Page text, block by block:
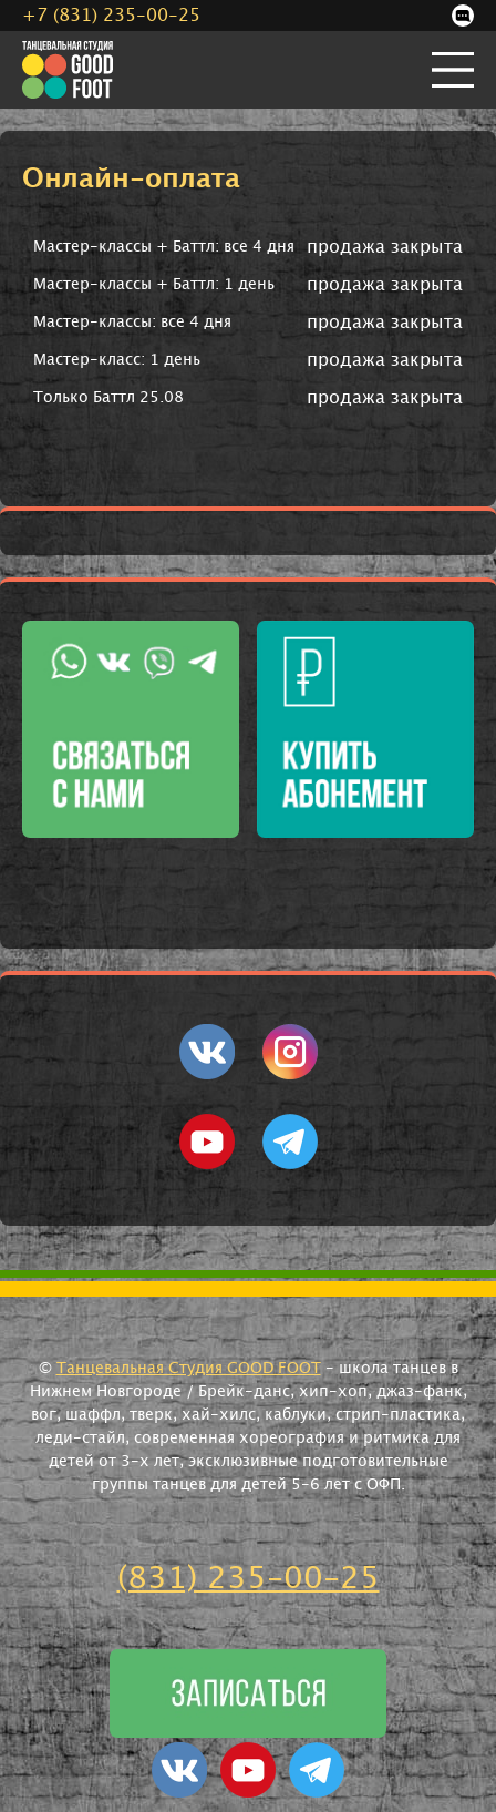
Онлайн-оплата
Мастер-классы + Баттл: все 4 дня продажа закрыта
Мастер-классы + Баттл: 1 день продажа закрыта
Мастер-классы: все 4 дня продажа закрыта
Мастер-класс: 1 день продажа закрыта
Только Баттл 25.08 продажа закрыта
© Танцевальная Студия GOOD FOOT
- школа танцев в
Нижнем Новгороде / Брейк-данс, хип-хоп, джаз-фанк,
вог, шаффл, тверк, хай-хилс, каблуки, стрип-пластика,
леди-стайл, современная хореография и ритмика для
детей от 3-х лет, эксклюзивные подготовительные
группы танцев для детей 5-6 лет с ОФП.
(831) 235-00-25
+7 (831) 235-00-25